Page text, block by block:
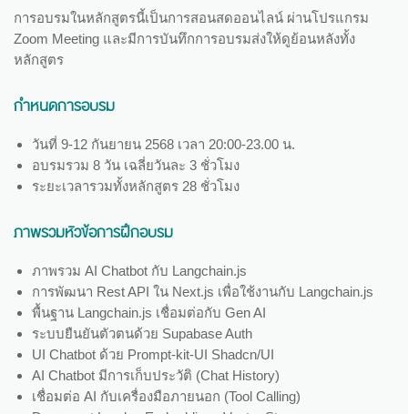
การอบรมในหลักสูตรนี้เป็นการสอนสดออนไลน์ ผ่านโปรแกรม
Zoom Meeting และมีการบันทึกการอบรมส่งให้ดูย้อนหลังทั้ง
หลักสูตร
กำหนดการอบรม
วันที่ 9-12 กันยายน 2568 เวลา 20:00-23.00 น.
อบรมรวม 8 วัน เฉลี่ยวันละ 3 ชั่วโมง
ระยะเวลารวมทั้งหลักสูตร 28 ชั่วโมง
ภาพรวมหัวข้อการฝึกอบรม
ภาพรวม AI Chatbot กับ Langchain.js
การพัฒนา Rest API ใน Next.js เพื่อใช้งานกับ Langchain.js
พื้นฐาน Langchain.js เชื่อมต่อกับ Gen AI
ระบบยืนยันตัวตนด้วย Supabase Auth
UI Chatbot ด้วย Prompt-kit-UI Shadcn/UI
AI Chatbot มีการเก็บประวัติ (Chat History)
เชื่อมต่อ AI กับเครื่องมือภายนอก (Tool Calling)